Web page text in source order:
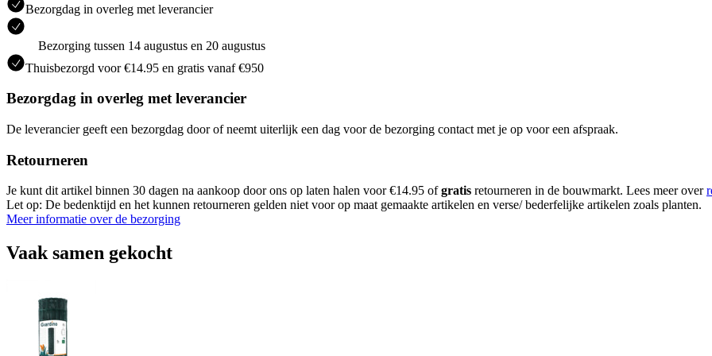
Bezorgdag in overleg met leverancier
Bezorging tussen 14 augustus en 20 augustus
Thuisbezorgd voor €14.95 en gratis vanaf €950
Bezorgdag in overleg met leverancier
De leverancier geeft een bezorgdag door of neemt uiterlijk een dag voor de bezorging contact met je op voor een afspraak.
Retourneren
Je kunt dit artikel binnen 30 dagen na aankoop door ons op laten halen voor €14.95 ofgratis retourneren in de bouwmarkt. Lees meer over
Let op: De bedenktijd en het kunnen retourneren gelden niet voor op maat gemaakte artikelen en verse/ bederfelijke artikelen zoals planten.
Meer informatie over de bezorging
Vaak samen gekocht